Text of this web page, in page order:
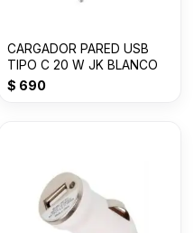
CARGADOR PARED USB
TIPO C 20 W JK BLANCO
$ 690